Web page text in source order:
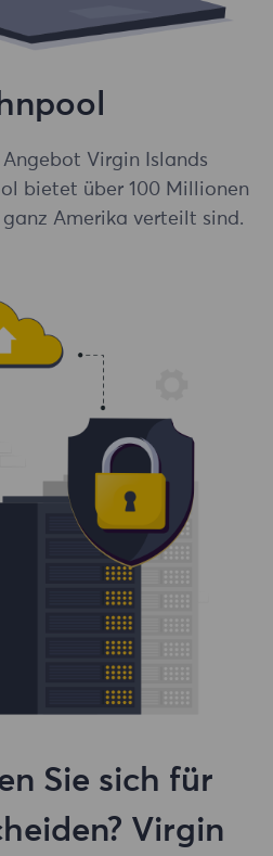
Virgin Islands
bietet über 100 Millionen
ganz Amerika verteilt sind.
Sie sich für
Virgin